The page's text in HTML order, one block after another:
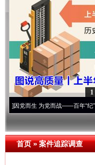
1
生 为党而战——百年“纪”事⑧加强纪
首页»案件追踪调查